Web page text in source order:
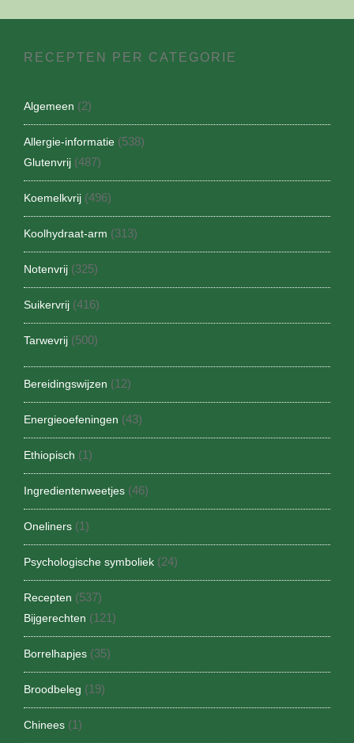
RECEPTEN PER CATEGORIE
Algemeen (2)
Allergie-informatie (538)
Glutenvrij (487)
Koemelkvrij (496)
Koolhydraat-arm (313)
Notenvrij (325)
Suikervrij (416)
Tarwevrij (500)
Bereidingswijzen (12)
Energieoefeningen (43)
Ethiopisch (1)
Ingredientenweetjes (46)
Oneliners (1)
Psychologische symboliek (24)
Recepten (537)
Bijgerechten (121)
Borrelhapjes (35)
Broodbeleg (19)
Chinees (1)